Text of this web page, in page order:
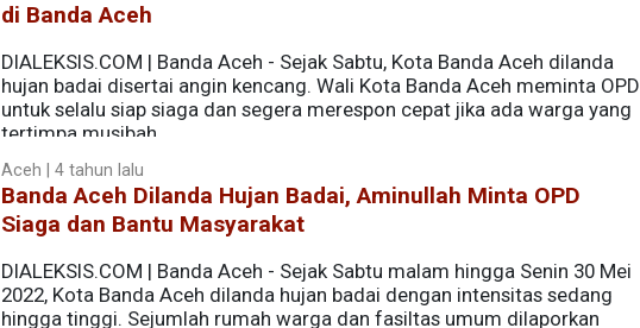
di Banda Aceh
DIALEKSIS.COM | Banda Aceh - Sejak Sabtu, Kota Banda Aceh dilanda
hujan badai disertai angin kencang. Wali Kota Banda Aceh meminta OPD
untuk selalu siap siaga dan segera merespon cepat jika ada warga yang
tertimpa musibah.
Aceh | 4 tahun lalu
Banda Aceh Dilanda Hujan Badai, Aminullah Minta OPD
Siaga dan Bantu Masyarakat
DIALEKSIS.COM | Banda Aceh - Sejak Sabtu malam hingga Senin 30 Mei
2022, Kota Banda Aceh dilanda hujan badai dengan intensitas sedang
hingga tinggi. Sejumlah rumah warga dan fasiltas umum dilaporkan